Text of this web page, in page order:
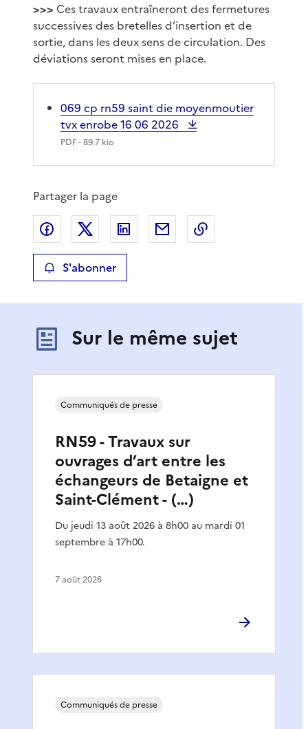
>>> Ces travaux entraîneront des fermetures
successives des bretelles d’insertion et de
sortie, dans les deux sens de circulation. Des
déviations seront mises en place.
069 cp rn59 saint die moyenmoutier
tvx enrobe 16 06 2026
PDF- 89.7 kio
Partager la page
Partager sur Facebook
Partager sur XPartager sur LinkedIn
Partager par email
S'abonner
Sur le même sujet
RN59 - Travaux sur
ouvrages d’art entre les
échangeurs de Betaigne et
Saint-Clément - (…)
Du jeudi 13 août 2026 à 8h00 au mardi 01
septembre à 17h00.
Communiqués de presse
7 août 2026
Communiqués de presse